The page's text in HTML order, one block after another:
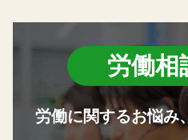
労働相
労働に関するお悩み、